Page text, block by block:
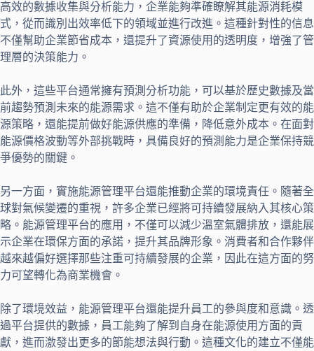
高效的數據收集與分析能力，企業能夠準確瞭解其能源消耗模
式，從而識別出效率低下的領域並進行改進。這種針對性的信息
不僅幫助企業節省成本，還提升了資源使用的透明度，增強了管
理層的決策能力。
此外，這些平台通常擁有預測分析功能，可以基於歷史數據及當
前趨勢預測未來的能源需求。這不僅有助於企業制定更有效的能
源策略，還能提前做好能源供應的準備，降低意外成本。在面對
能源價格波動等外部挑戰時，具備良好的預測能力是企業保持競
爭優勢的關鍵。
另一方面，實施能源管理平台還能推動企業的環境責任。隨著全
球對氣候變遷的重視，許多企業已經將可持續發展納入其核心策
略。能源管理平台的應用，不僅可以減少溫室氣體排放，還能展
示企業在環保方面的承諾，提升其品牌形象。消費者和合作夥伴
越來越偏好選擇那些注重可持續發展的企業，因此在這方面的努
力可望轉化為商業機會。
除了環境效益，能源管理平台還能提升員工的參與度和意識。透
過平台提供的數據，員工能夠了解到自身在能源使用方面的貢
獻，進而激發出更多的節能想法與行動。這種文化的建立不僅能